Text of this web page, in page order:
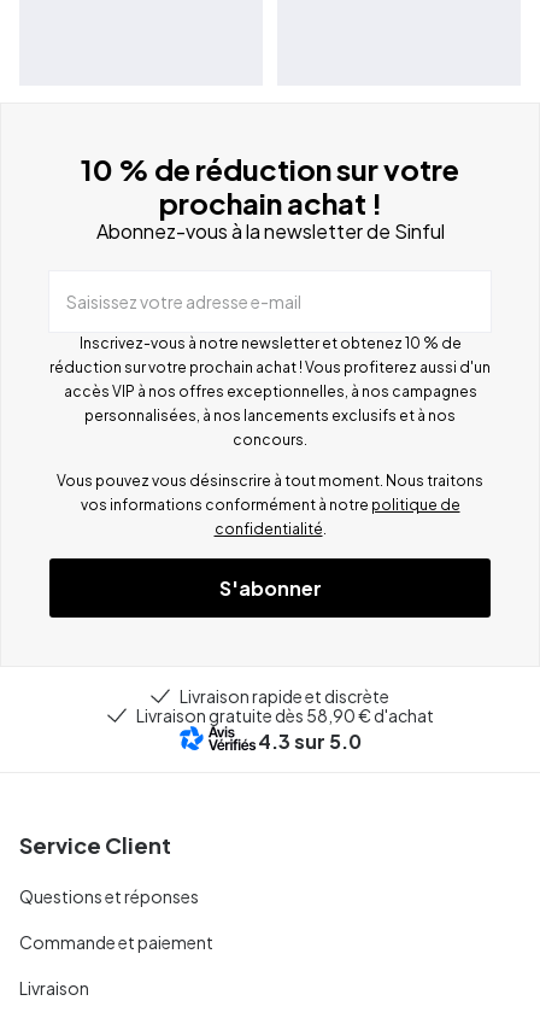
10 % de réduction sur votre
prochain achat !
Abonnez-vous à la newsletter de Sinful
Saisissez votre adresse e-mail
Inscrivez-vous à notre newsletter et obtenez 10 % de
réduction sur votre prochain achat ! Vous profiterez aussi d'un
accès VIP à nos offres exceptionnelles, à nos campagnes
personnalisées, à nos lancements exclusifs et à nos
concours.
Vous pouvez vous désinscrire à tout moment. Nous traitons
vos informations conformément à notre politique de
confidentialité.
S'abonner
Livraison rapide et discrète
Livraison gratuite dès 58,90 € d'achat
4.3sur 5.0
Service Client
Questions et réponses
Commande et paiement
Livraison